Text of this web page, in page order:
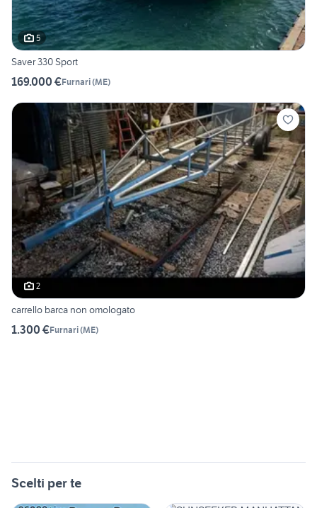
5
Saver 330 Sport
169.000 €Furnari(ME)
2
carrello barca non omologato
1.300 €Furnari(ME)
Scelti per te